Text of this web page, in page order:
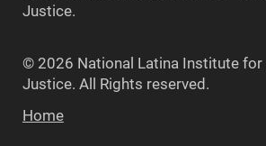
Justice.
© 2026 National Latina Institute for
Justice. All Rights reserved.
Home